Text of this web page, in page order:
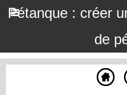
Pétanque : créer
de